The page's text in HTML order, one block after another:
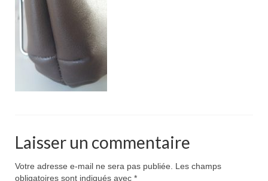
Laisser un commentaire
Votre adresse e-mail ne sera pas publiée.
Les champs
obligatoires sont indiqués avec *